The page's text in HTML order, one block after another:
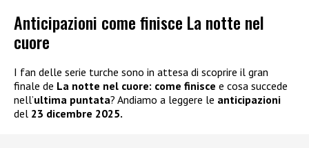
Anticipazioni come finisce La notte nel
cuore
I fan delle serie turche sono in attesa di scoprire il gran
finale de La notte nel cuore: come finisce e cosa succede
nell’ultima puntata? Andiamo a leggere le anticipazioni
del 23 dicembre 2025.